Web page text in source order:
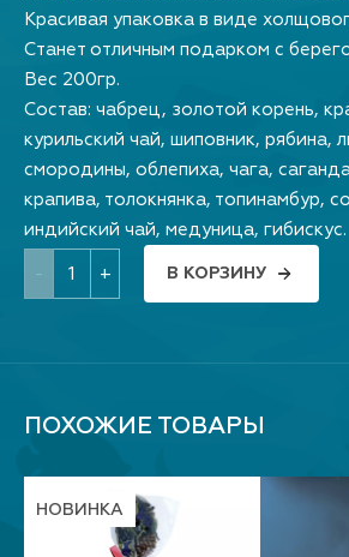
Красивая упаковка в виде
Станет отличным подарком с
Вес 200гр.
Состав: чабрец, золотой корень,
курильский чай, шиповник, рябина,
смородины, облепиха, чага,
крапива, толокнянка, топинамбур,
индийский чай, медуница, гибискус.
+ В КОРЗИНУ
ПОХОЖИЕ ТОВАРЫ
НОВИНКА